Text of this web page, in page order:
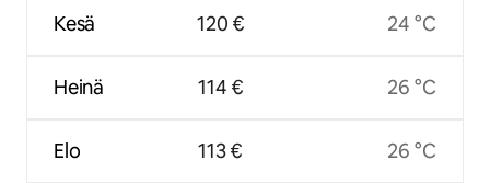
Kesä
Heinä
Elo
120 €
114 €
113 €
24 °C
26 °C
26 °C